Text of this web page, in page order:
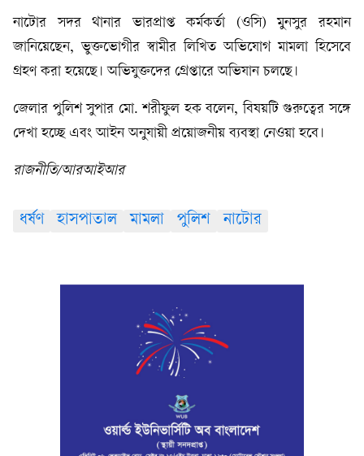
নাটোর সদর থানার ভারপ্রাপ্ত কর্মকর্তা (ওসি) মুনসুর রহমান
জানিয়েছেন, ভুক্তভোগীর স্বামীর লিখিত অভিযোগ মামলা হিসেবে
গ্রহণ করা হয়েছে। অভিযুক্তদের গ্রেপ্তারে অভিযান চলছে।
জেলার পুলিশ সুপার মো. শরীফুল হক বলেন, বিষয়টি গুরুত্বের সঙ্গে
দেখা হচ্ছে এবং আইন অনুযায়ী প্রয়োজনীয় ব্যবস্থা নেওয়া হবে।
রাজনীতি/আরআইআর
ধর্ষণ হাসপাতাল মামলা পুলিশ নাটোর